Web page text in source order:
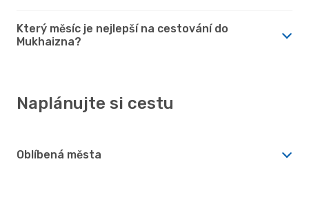
Který měsíc je nejlepší na cestování do
Mukhaizna?
Naplánujte si cestu
Oblíbená města